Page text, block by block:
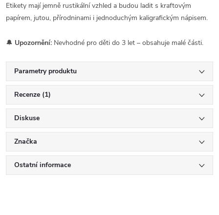
Etikety mají jemně rustikální vzhled a budou ladit s kraftovým
papírem, jutou, přírodninami i jednoduchým kaligrafickým nápisem.
🔔 Upozornění: Nevhodné pro děti do 3 let – obsahuje malé části.
Parametry produktu
Recenze (1)
Diskuse
Značka
Ostatní informace